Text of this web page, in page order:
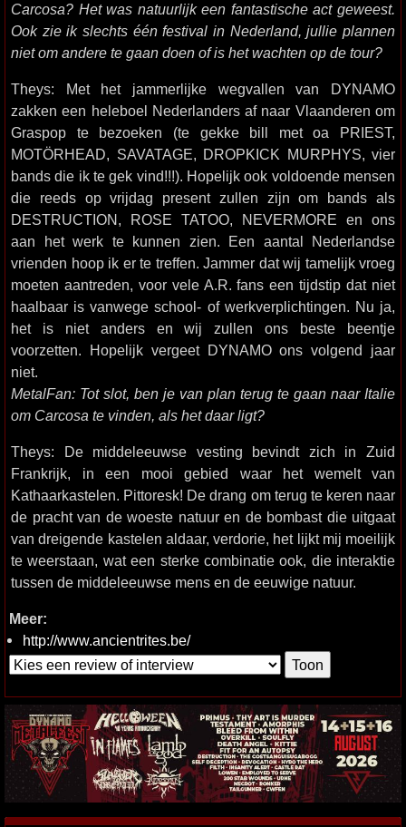
Carcosa? Het was natuurlijk een fantastische act geweest.
Ook zie ik slechts één festival in Nederland, jullie plannen
niet om andere te gaan doen of is het wachten op de tour?
Theys: Met het jammerlijke wegvallen van DYNAMO
zakken een heleboel Nederlanders af naar Vlaanderen om
Graspop te bezoeken (te gekke bill met oa PRIEST,
MOTÖRHEAD, SAVATAGE, DROPKICK MURPHYS, vier
bands die ik te gek vind!!!). Hopelijk ook voldoende mensen
die reeds op vrijdag present zullen zijn om bands als
DESTRUCTION, ROSE TATOO, NEVERMORE en ons
aan het werk te kunnen zien. Een aantal Nederlandse
vrienden hoop ik er te treffen. Jammer dat wij tamelijk vroeg
moeten aantreden, voor vele A.R. fans een tijdstip dat niet
haalbaar is vanwege school- of werkverplichtingen. Nu ja,
het is niet anders en wij zullen ons beste beentje
voorzetten. Hopelijk vergeet DYNAMO ons volgend jaar
niet.
MetalFan: Tot slot, ben je van plan terug te gaan naar Italie
om Carcosa te vinden, als het daar ligt?
Theys: De middeleeuwse vesting bevindt zich in Zuid
Frankrijk, in een mooi gebied waar het wemelt van
Kathaarkastelen. Pittoresk! De drang om terug te keren naar
de pracht van de woeste natuur en de bombast die uitgaat
van dreigende kastelen aldaar, verdorie, het lijkt mij moeilijk
te weerstaan, wat een sterke combinatie ook, die interaktie
tussen de middeleeuwse mens en de eeuwige natuur.
Meer:
http://www.ancientrites.be/